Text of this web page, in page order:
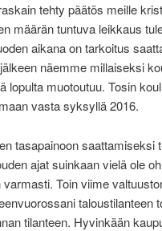
tehty päätös meille
määrän tuntuva leikkaus
aikana on tarkoitus
näemme millaiseksi
lopulta muotoutuu. Tosin
vasta syksyllä 2016.
tasapainoon
ajat suinkaan vielä ole
varmasti. Toin viime
taloustilanteen
tilanteen. Hyvinkään